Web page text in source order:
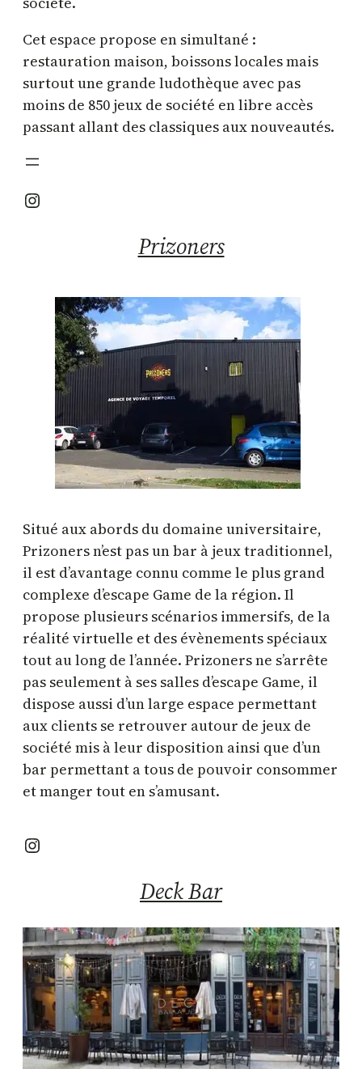
Cet espace propose en simultané :
restauration maison, boissons locales mais
surtout une grande ludothèque avec pas
moins de 850 jeux de société en libre accès
passant allant des classiques aux nouveautés.
Instagram
Prizoners
Situé aux abords du domaine universitaire,
Prizoners n’est pas un bar à jeux traditionnel,
il est d’avantage connu comme le plus grand
complexe d’escape Game de la région. Il
propose plusieurs scénarios immersifs, de la
réalité virtuelle et des évènements spéciaux
tout au long de l’année. Prizoners ne s’arrête
pas seulement à ses salles d’escape Game, il
dispose aussi d’un large espace permettant
aux clients se retrouver autour de jeux de
société mis à leur disposition ainsi que d’un
bar permettant a tous de pouvoir consommer
et manger tout en s’amusant.
Instagram
Deck Bar